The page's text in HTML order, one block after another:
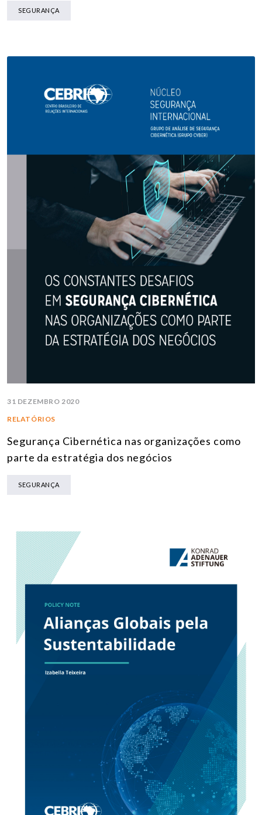
SEGURANÇA
31 DEZEMBRO 2020
RELATÓRIOS
Segurança Cibernética nas organizações como
parte da estratégia dos negócios
SEGURANÇA